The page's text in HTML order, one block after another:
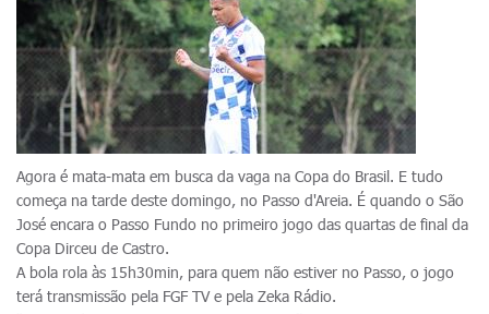
Agora é mata-mata em busca da vaga na Copa do Brasil. E tudo
começa na tarde deste domingo, no Passo d'Areia. É quando o São
José encara o Passo Fundo no primeiro jogo das quartas de final da
Copa Dirceu de Castro.
A bola rola às 15h30min, para quem não estiver no Passo, o jogo
terá transmissão pela FGF TV e pela Zeka Rádio.